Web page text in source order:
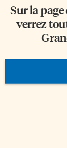
Sur la
verrez